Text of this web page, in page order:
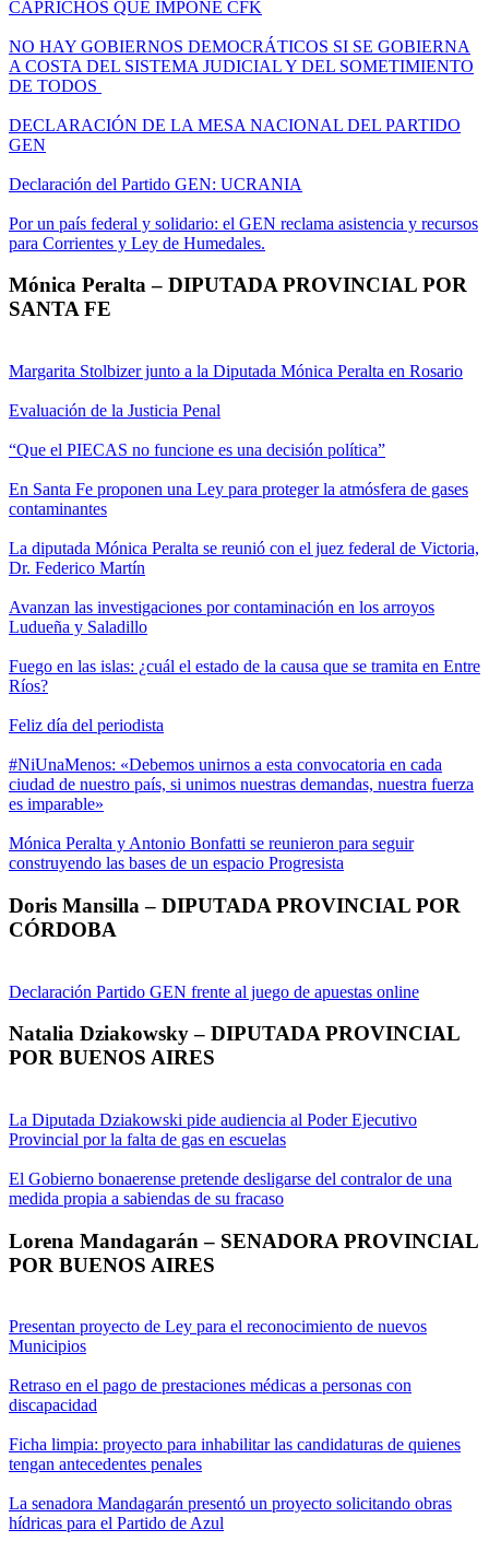
CAPRICHOS QUE IMPONE CFK
NO HAY GOBIERNOS DEMOCRÁTICOS SI SE GOBIERNA
A COSTA DEL SISTEMA JUDICIAL Y DEL SOMETIMIENTO
DE TODOS
DECLARACIÓN DE LA MESA NACIONAL DEL PARTIDO
GEN
Declaración del Partido GEN: UCRANIA
Por un país federal y solidario: el GEN reclama asistencia y recursos
para Corrientes y Ley de Humedales.
Mónica Peralta – DIPUTADA PROVINCIAL POR
SANTA FE
Margarita Stolbizer junto a la Diputada Mónica Peralta en Rosario
Evaluación de la Justicia Penal
“Que el PIECAS no funcione es una decisión política”
En Santa Fe proponen una Ley para proteger la atmósfera de gases
contaminantes
La diputada Mónica Peralta se reunió con el juez federal de Victoria,
Dr. Federico Martín
Avanzan las investigaciones por contaminación en los arroyos
Ludueña y Saladillo
Fuego en las islas: ¿cuál el estado de la causa que se tramita en Entre
Ríos?
Feliz día del periodista
#NiUnaMenos: «Debemos unirnos a esta convocatoria en cada
ciudad de nuestro país, si unimos nuestras demandas, nuestra fuerza
es imparable»
Mónica Peralta y Antonio Bonfatti se reunieron para seguir
construyendo las bases de un espacio Progresista
Doris Mansilla – DIPUTADA PROVINCIAL POR
CÓRDOBA
Declaración Partido GEN frente al juego de apuestas online
Natalia Dziakowsky – DIPUTADA PROVINCIAL
POR BUENOS AIRES
La Diputada Dziakowski pide audiencia al Poder Ejecutivo
Provincial por la falta de gas en escuelas
El Gobierno bonaerense pretende desligarse del contralor de una
medida propia a sabiendas de su fracaso
Lorena Mandagarán – SENADORA PROVINCIAL
POR BUENOS AIRES
Presentan proyecto de Ley para el reconocimiento de nuevos
Municipios
Retraso en el pago de prestaciones médicas a personas con
discapacidad
Ficha limpia: proyecto para inhabilitar las candidaturas de quienes
tengan antecedentes penales
La senadora Mandagarán presentó un proyecto solicitando obras
hídricas para el Partido de Azul